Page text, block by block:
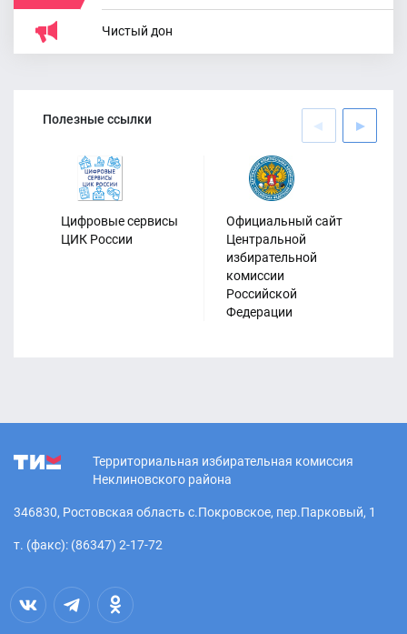
27.06.2026
полиграфических организаций
приему заявлений о включении
избирателей в список избирателей
Чистый дон
Полезные ссылки
Цифровые сервисы
ЦИК России
Официальный сайт
Центральной
избирательной
комиссии
Российской
Федерации
Территориальная избирательная комиссия
Неклиновского района
346830, Ростовская область с.Покровское, пер.Парковый, 1
т. (факс): (86347) 2-17-72